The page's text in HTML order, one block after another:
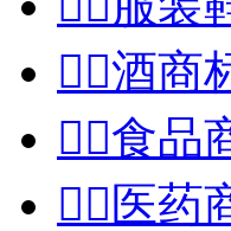
酒商
食品
医药